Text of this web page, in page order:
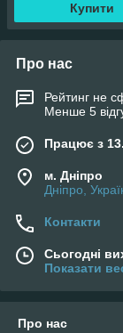
Купити
Про нас
Рейтинг не
Менше 5
Працює з
м. Дніпро
Дніпро,
Контакти
Сьогодні
Показати
Про нас